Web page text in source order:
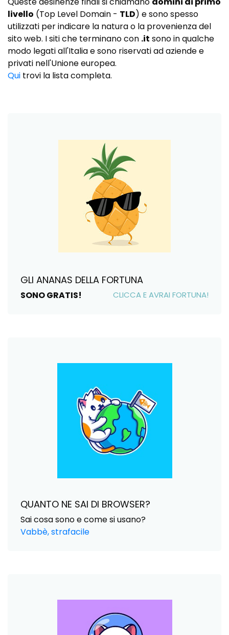
livello (Top Level Domain - TLD) e sono spesso
utilizzati per indicare la natura o la provenienza del
sito web. I siti che terminano con .it sono in qualche
modo legati all'Italia e sono riservati ad aziende e
privati nell'Unione europea.
Qui trovi la lista completa.
GLI ANANAS DELLA FORTUNA
SONO GRATIS! CLICCA E AVRAI FORTUNA!
QUANTO NE SAI DI BROWSER?
Sai cosa sono e come si usano?
Vabbè, strafacile